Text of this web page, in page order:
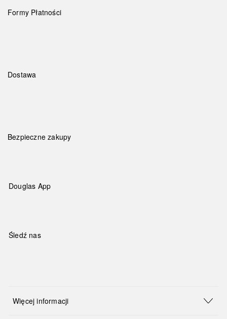
Formy Płatności
Dostawa
Bezpieczne zakupy
Douglas App
Śledź nas
Więcej informacji